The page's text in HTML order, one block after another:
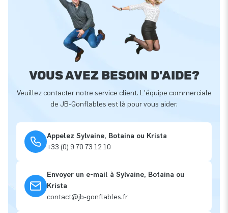
VOUS AVEZ BESOIN D'AIDE?
Veuillez contacter notre service client. L'équipe commerciale
de JB-Gonflables est là pour vous aider.
Appelez Sylvaine, Botaina ou Krista
+33 (0) 9 70 73 12 10
Envoyer un e-mail à Sylvaine, Botaina ou
Krista
contact@jb-gonflables.fr